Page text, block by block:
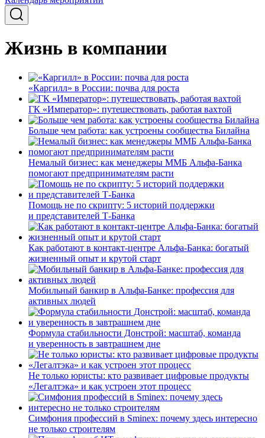
Жизнь в компании
«Каргилл» в России: почва для роста
ГК «Император»: путешествовать, работая вахтой
Больше чем работа: как устроены сообщества Билайна
Немалый бизнес: как менеджеры ММБ Альфа-Банка
помогают предпринимателям расти
Помощь не по скрипту: 5 историй поддержки
и представителей Т-Банка
Как работают в контакт-центре Альфа-Банка: богатый
жизненный опыт и крутой старт
Мобильный банкир в Альфа-Банке: профессия для
активных людей
Формула стабильности Донстрой: масштаб, команда
и уверенность в завтрашнем дне
Не только юристы: кто развивает цифровые продукты
«Легалтэка» и как устроен этот процесс
Симфония профессий в Sminex: почему здесь интересно
не только строителям